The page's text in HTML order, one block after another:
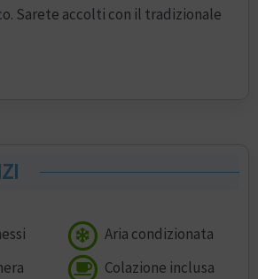
Sarete accolti con il tradizionale
Aria condizionata
Colazione inclusa